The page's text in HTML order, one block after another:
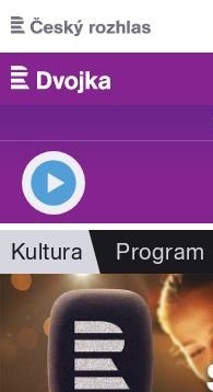
Přejít k hlavnímu obsahu
Kultura Program